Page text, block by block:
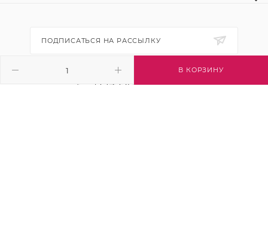
В КОРЗИНУ
ПОДПИСАТЬСЯ НА РАССЫЛКУ
+7 (495) 445-03-32